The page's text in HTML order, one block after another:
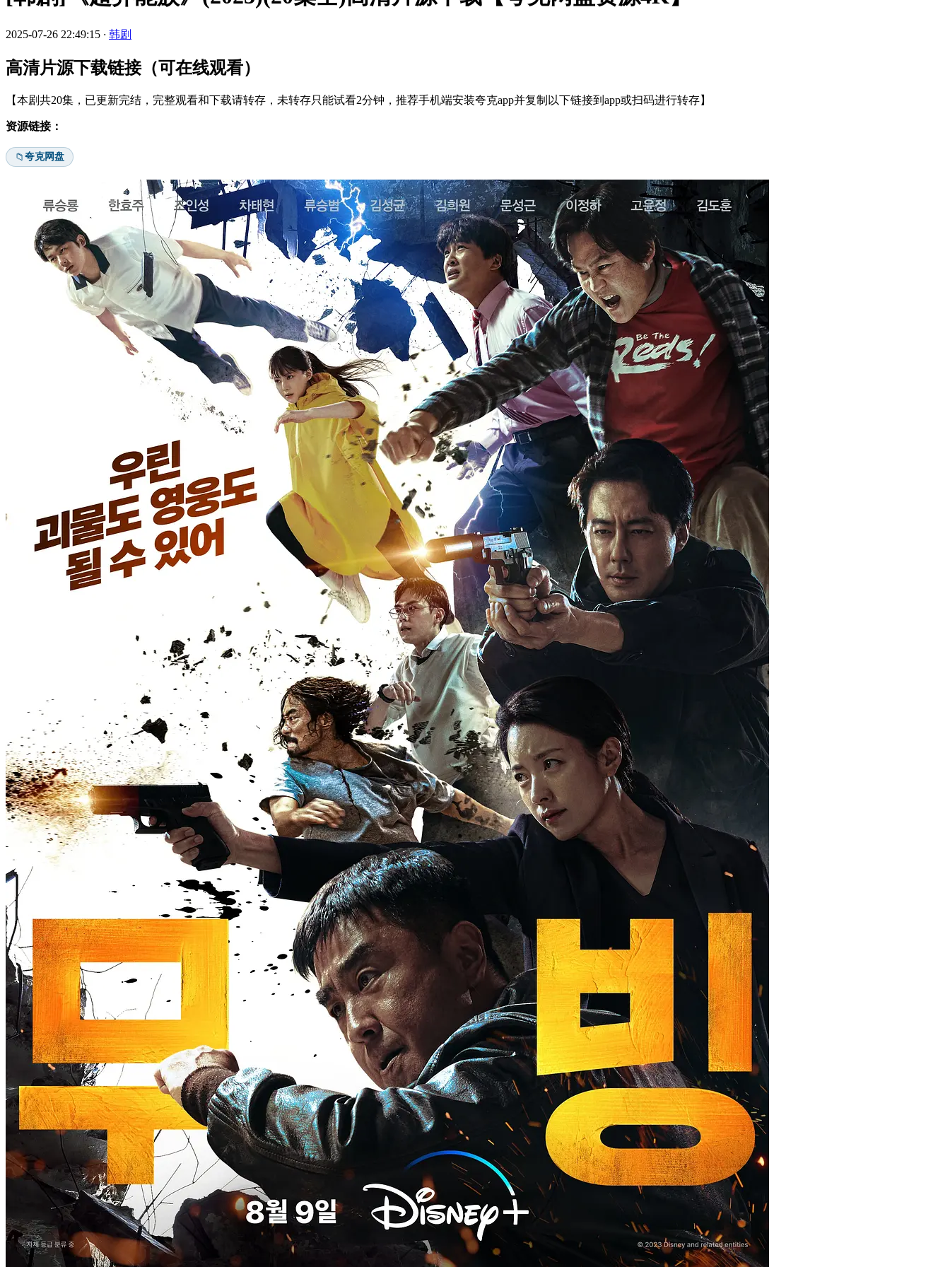
2025-07-26 22:49:15 · 韩剧
高清片源下载链接（可在线观看）
【本剧共20集，已更新完结，完整观看和下载请转存，未转存只能试看2分钟，推荐手机端安装夸克app并复制以下链接到app或扫码进行转存】
资源链接：
📁夸克网盘